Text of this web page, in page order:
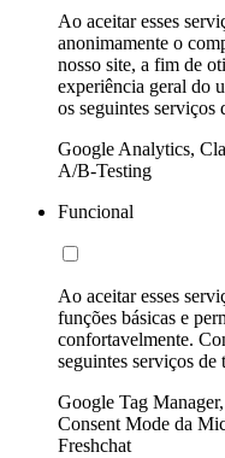
Ao aceitar esses
anonimamente o
nosso site, a fim de
experiência geral do
os seguintes serviços
Google Analytics,
A/B-Testing
Funcional
Ao aceitar esses
funções básicas e
confortavelmente.
seguintes serviços de
Google Tag
Consent Mode da
Freshchat